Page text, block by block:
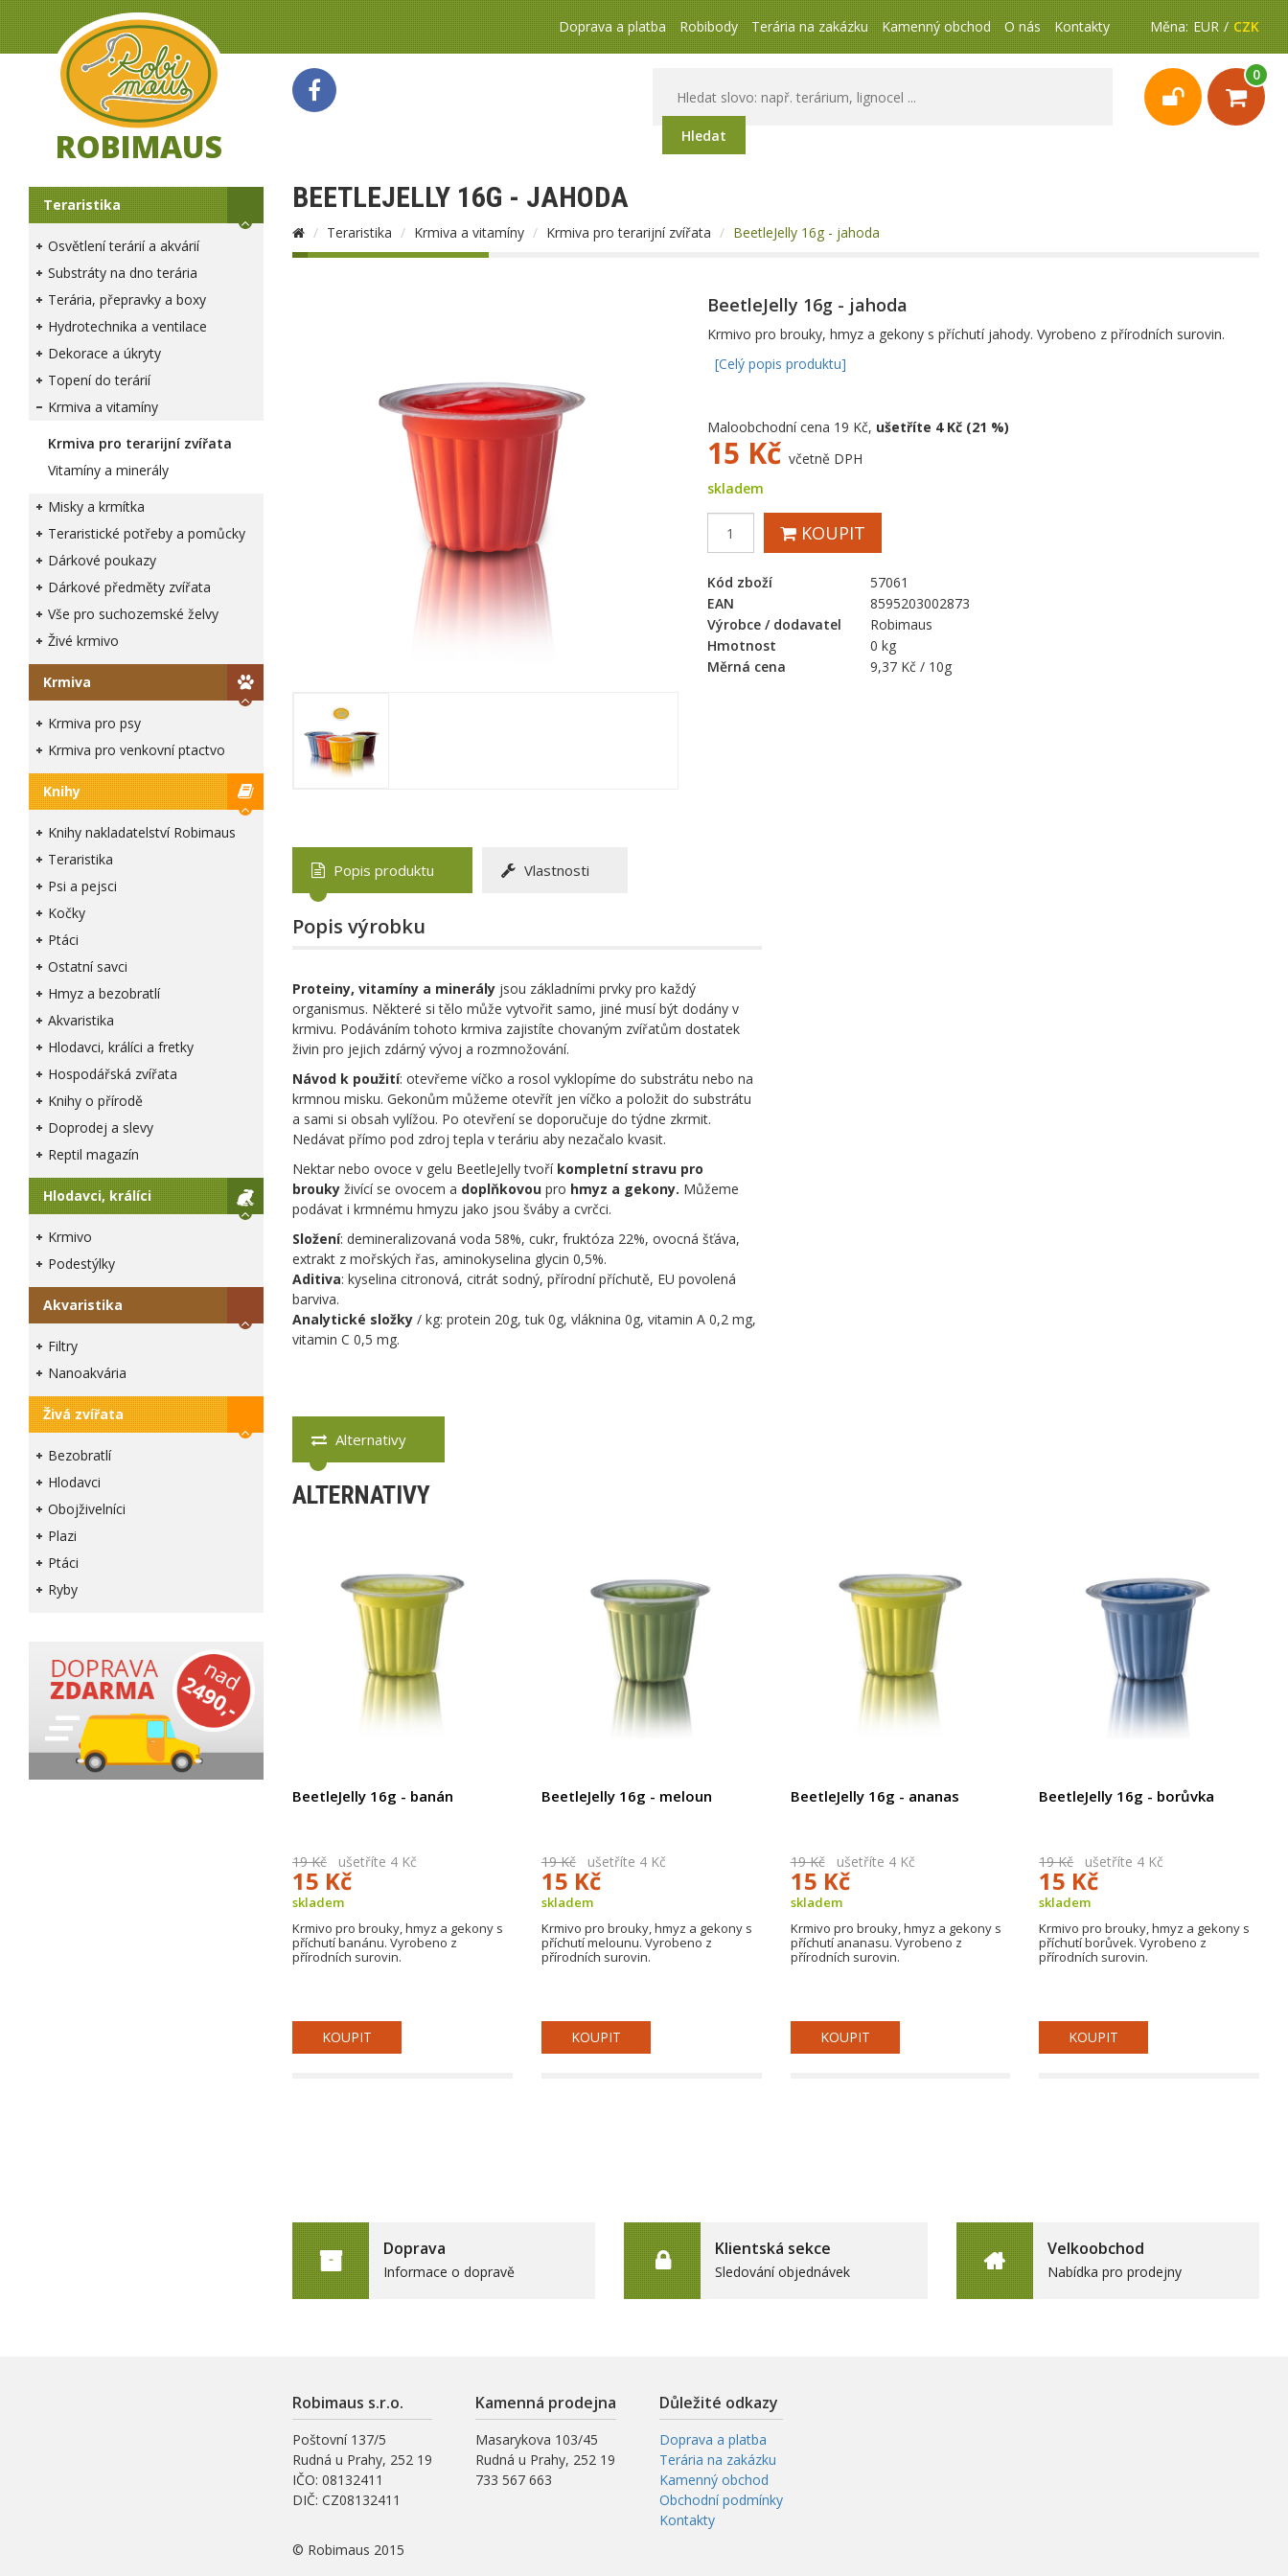
ROBIMAUS
Měna: EUR CZK
Doprava a platba Robibody Terária na zakázku Kamenný obchod O nás Kontakty
Hledat
0
Teraristika
Osvětlení terárií a akvárií
Substráty na dno terária
Terária, přepravky a boxy
Hydrotechnika a ventilace
Dekorace a úkryty
Topení do terárií
Krmiva a vitamíny
Krmiva pro terarijní zvířata
Vitamíny a minerály
Misky a krmítka
Teraristické potřeby a pomůcky
Dárkové poukazy
Dárkové předměty zvířata
Vše pro suchozemské želvy
Živé krmivo
Krmiva
Krmiva pro psy
Krmiva pro venkovní ptactvo
Knihy
Knihy nakladatelství Robimaus
Teraristika
Psi a pejsci
Kočky
Ptáci
Ostatní savci
Hmyz a bezobratlí
Akvaristika
Hlodavci, králíci a fretky
Hospodářská zvířata
Knihy o přírodě
Doprodej a slevy
Reptil magazín
Hlodavci, králíci
Krmivo
Podestýlky
Akvaristika
Filtry
Nanoakvária
Živá zvířata
Bezobratlí
Hlodavci
Obojživelníci
Plazi
Ptáci
Ryby
BEETLEJELLY 16G - JAHODA
Teraristika Krmiva a vitamíny Krmiva pro terarijní zvířata BeetleJelly 16g - jahoda
BeetleJelly 16g - jahoda
Krmivo pro brouky, hmyz a gekony s příchutí jahody. Vyrobeno z přírodních surovin.
[Celý popis produktu]
Maloobchodní cena 19 Kč, ušetříte 4 Kč (21 %)
15 Kč včetně DPH
skladem
KOUPIT
Kód zboží
57061
EAN
8595203002873
Výrobce / dodavatel
Robimaus
Hmotnost
0 kg
Měrná cena
9,37 Kč / 10g
Popis produktu Vlastnosti
Popis výrobku
Proteiny, vitamíny a minerály jsou základními prvky pro každý
organismus. Některé si tělo může vytvořit samo, jiné musí být dodány v
krmivu. Podáváním tohoto krmiva zajistíte chovaným zvířatům dostatek
živin pro jejich zdárný vývoj a rozmnožování.
Návod k použití: otevřeme víčko a rosol vyklopíme do substrátu nebo na
krmnou misku. Gekonům můžeme otevřít jen víčko a položit do substrátu
a sami si obsah vylížou. Po otevření se doporučuje do týdne zkrmit.
Nedávat přímo pod zdroj tepla v teráriu aby nezačalo kvasit.
Nektar nebo ovoce v gelu BeetleJelly tvoří kompletní stravu pro
brouky živící se ovocem a doplňkovou pro hmyz a gekony. Můžeme
podávat i krmnému hmyzu jako jsou šváby a cvrčci.
Složení: demineralizovaná voda 58%, cukr, fruktóza 22%, ovocná šťáva,
extrakt z mořských řas, aminokyselina glycin 0,5%.
Aditiva: kyselina citronová, citrát sodný, přírodní příchutě, EU povolená
barviva.
Analytické složky / kg: protein 20g, tuk 0g, vláknina 0g, vitamin A 0,2 mg,
vitamin C 0,5 mg.
Alternativy
ALTERNATIVY
BeetleJelly 16g - banán
19 Kč ušetříte 4 Kč
15 Kč
skladem
Krmivo pro brouky, hmyz a gekony s
příchutí banánu. Vyrobeno z
přírodních surovin.
KOUPIT
BeetleJelly 16g - meloun
19 Kčušetříte 4 Kč
15 Kč
skladem
Krmivo pro brouky, hmyz a gekony s
příchutí melounu. Vyrobeno z
přírodních surovin.
KOUPIT
BeetleJelly 16g - ananas
19 Kčušetříte 4 Kč
15 Kč
skladem
Krmivo pro brouky, hmyz a gekony s
příchutí ananasu. Vyrobeno z
přírodních surovin.
KOUPIT
BeetleJelly 16g - borůvka
19 Kčušetříte 4 Kč
15 Kč
skladem
Krmivo pro brouky, hmyz a gekony s
příchutí borůvek. Vyrobeno z
přírodních surovin.
KOUPIT
Doprava
Informace o dopravě
Klientská sekce
Sledování objednávek
Velkoobchod
Nabídka pro prodejny
Robimaus s.r.o.
Poštovní 137/5
Rudná u Prahy, 252 19
IČO: 08132411
DIČ: CZ08132411
Kamenná prodejna
Masarykova 103/45
Rudná u Prahy, 252 19
733 567 663
Důležité odkazy
Doprava a platba
Terária na zakázku
Kamenný obchod
Obchodní podmínky
Kontakty
© Robimaus 2015